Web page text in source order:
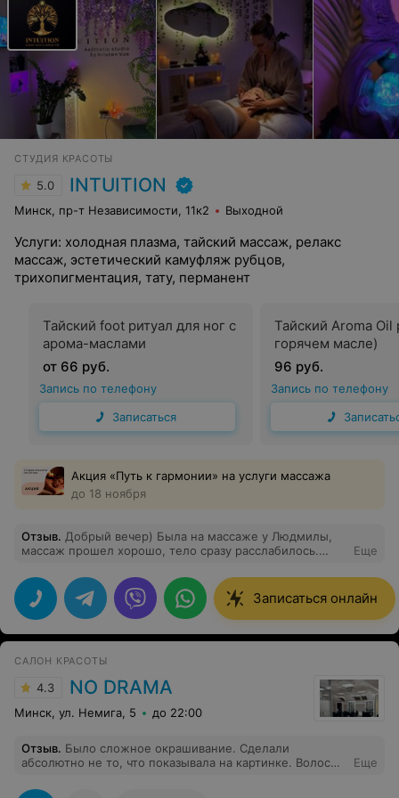
СТУДИЯ КРАСОТЫ
5.0 INTUITION
Минск, пр-т Независимости, 11к2 Выходной
Услуги: холодная плазма, тайский массаж, релакс
массаж, эстетический камуфляж рубцов,
трихопигментация, тату, перманент
Тайский foot ритуал для ног с
арома-маслами
от 66 руб.
Запись по телефону
Записаться
Тайский Aroma Oil
горячем масле)
96 руб.
Запись по телефону
Акция «Путь к гармонии» на услуги массажа
до 18 ноября
Отзыв. Добрый вечер) Была на массаже у Людмилы,
массаж прошел хорошо, тело сразу расслабилось.
особо беспокоили ) Приятная и расслабляющая
атмосфера в салоне )
Еще
Записаться онлайн
САЛОН КРАСОТЫ
4.3 NO DRAMA
Минск, ул. Немига, 5 до 22:00
Отзыв. Было сложное окрашивание. Сделали
абсолютно не то, что показывала на картинке. Волосы
укладку, конечно я видела, что это не то, что я
Еще